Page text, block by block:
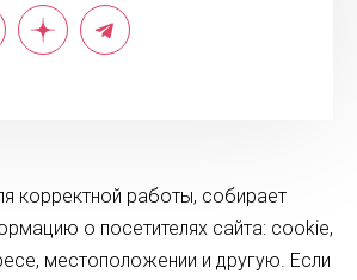
корректной работы, собирает
о посетителях сайта: cookie,
местоположении и другую. Если